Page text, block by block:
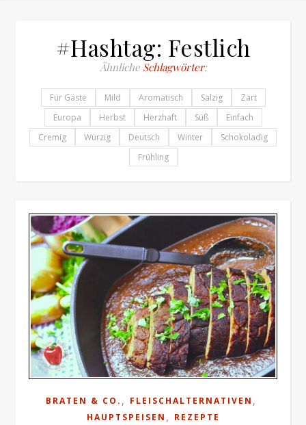
#Hashtag: Festlich
Ähnliche Schlagwörter:
Für Gäste Mild Aromatisch Salzig
Zart
Europa
Herbst Herzhaft Süß
Einfach
Cremig
Würzig Deutsch Winter
Schokoladig
Frühling
BRATEN & CO. , FLEISCHALTERNATIVEN ,
HAUPTSPEISEN , REZEPTE